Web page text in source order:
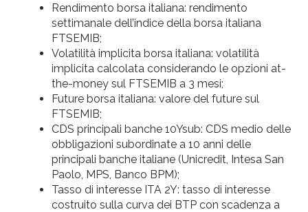
Rendimento borsa italiana: rendimento
settimanale dell’indice della borsa italiana
FTSEMIB;
Volatilità implicita borsa italiana: volatilità
implicita calcolata considerando le opzioni at-
the-money sul FTSEMIB a 3 mesi;
Future borsa italiana: valore del future sul
FTSEMIB;
CDS principali banche 10Ysub: CDS medio delle
obbligazioni subordinate a 10 anni delle
principali banche italiane (Unicredit, Intesa San
Paolo, MPS, Banco BPM);
Tasso di interesse ITA 2Y: tasso di interesse
costruito sulla curva dei BTP con scadenza a